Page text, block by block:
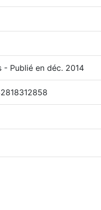
- Publié en déc. 2014